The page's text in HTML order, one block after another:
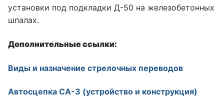
установки под подкладки Д-50 на железобетонных
шпалах.
Дополнительные ссылки:
Виды и назначение стрелочных переводов
Автосцепка СА-3 (устройство и конструкция)